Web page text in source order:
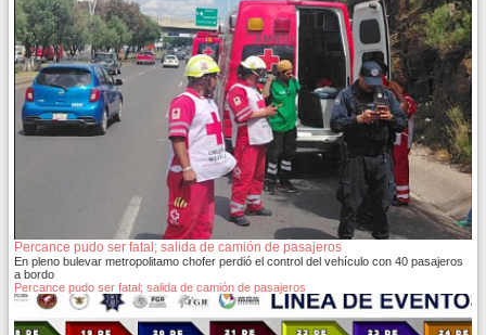
Percance pudo ser fatal; salida de camión de pasajeros
En pleno bulevar metropolitamo chofer perdió el control del vehículo con 40 pasajeros
a bordo
Percance pudo ser fatal; salida de camión de pasajeros